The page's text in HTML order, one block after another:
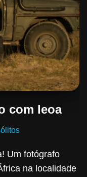
com leoa
Um fotógrafo
na localidade